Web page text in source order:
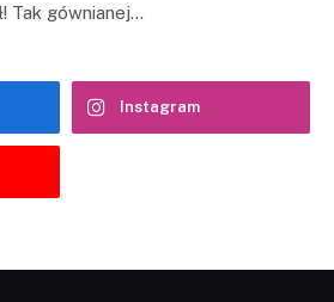
Tak gównianej…
Instagram